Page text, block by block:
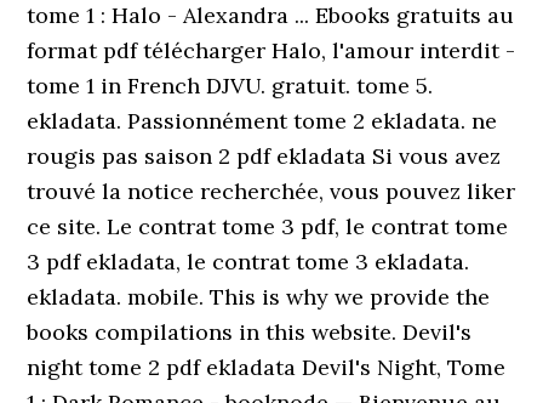
tome 1 : Halo - Alexandra ... Ebooks gratuits au
format pdf télécharger Halo, l'amour interdit -
tome 1 in French DJVU. gratuit. tome 5.
ekladata. Passionnément tome 2 ekladata. ne
rougis pas saison 2 pdf ekladata Si vous avez
trouvé la notice recherchée, vous pouvez liker
ce site. Le contrat tome 3 pdf, le contrat tome
3 pdf ekladata, le contrat tome 3 ekladata.
ekladata. mobile. This is why we provide the
books compilations in this website. Devil's
night tome 2 pdf ekladata Devil's Night, Tome